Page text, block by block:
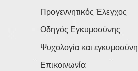
Προγεννητικός Έλεγχος
Οδηγός Εγκυμοσύνης
Ψυχολογία και εγκυμοσύνη
Επικοινωνία